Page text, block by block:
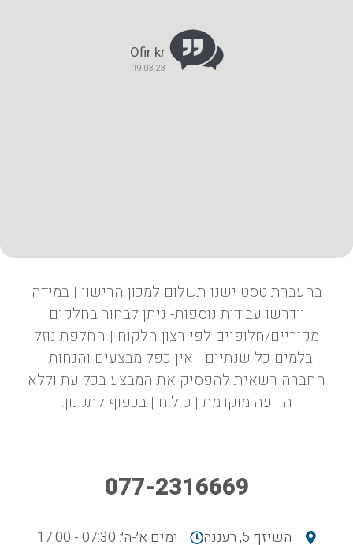
Ofir kr
19.03.23
בהעברת טסט ישנו תשלום למכון הרישוי | במידה
וידרשו עבודות נוספות- ניתן לבחור בחלקים
מקוריים/חלופיים לפי רצון הלקוח | החלפת נוזל
בלמים כל שנתיים | אין כפל מבצעים והנחות |
החברה רשאית להפסיק את המבצע בכל עת וללא
הודעה מוקדמת | ט.ל.ח | בכפוף לתקנון.
077-2316669
השיזף 5, רעננה ימים א׳-ה׳: 07:30 - 17:00